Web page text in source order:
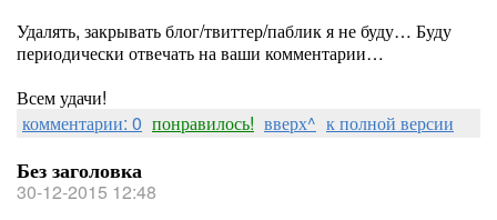
Удалять, закрывать блог/твиттер/паблик я не буду… Буду
периодически отвечать на ваши комментарии…
Всем удачи!
комментарии: 0 понравилось! вверх^ к полной версии
Без заголовка
30-12-2015 12:48